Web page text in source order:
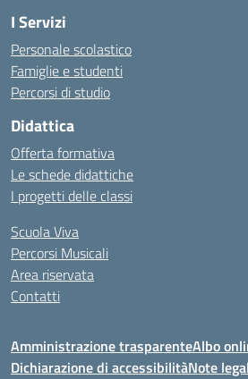
I Servizi
Personale scolastico
Famiglie e studenti
Percorsi di studio
Didattica
Offerta formativa
Le schede didattiche
I progetti delle classi
Scuola Viva
Percorsi Musicali
Area riservata
Contatti
Amministrazione trasparenteAlbo
Dichiarazione di accessibilitàNote